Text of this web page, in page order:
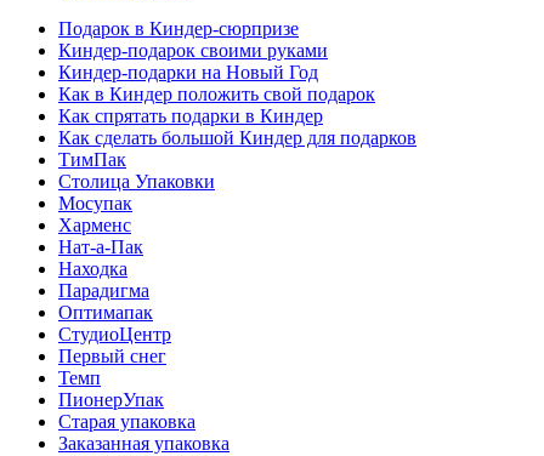
Подарок в Киндер-сюрпризе
Киндер-подарок своими руками
Киндер-подарки на Новый Год
Как в Киндер положить свой подарок
Как спрятать подарки в Киндер
Как сделать большой Киндер для подарков
ТимПак
Столица Упаковки
Мосупак
Харменс
Нат-а-Пак
Находка
Парадигма
Оптимапак
СтудиоЦентр
Первый снег
Темп
ПионерУпак
Старая упаковка
Заказанная упаковка